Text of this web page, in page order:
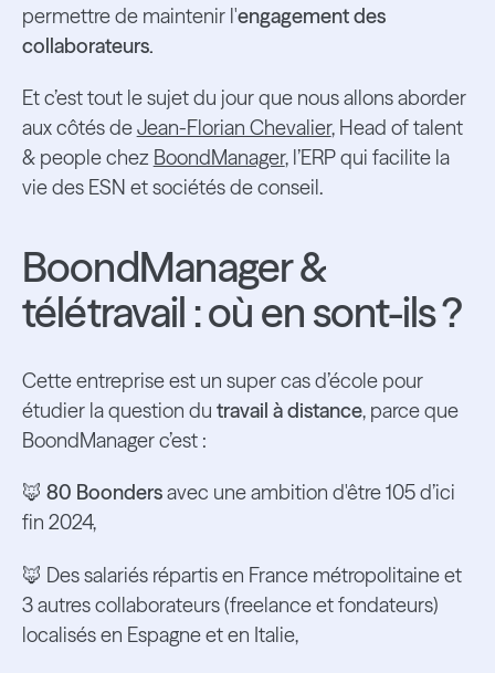
permettre de maintenir l'engagement des
collaborateurs.
Et c’est tout le sujet du jour que nous allons aborder
aux côtés deJean-Florian Chevalier, Head of talent
& people chez BoondManager, l’ERP qui facilite la
vie des ESN et sociétés de conseil.
BoondManager &
télétravail : où en sont-ils ?
Cette entreprise est un super cas d’école pour
étudier la question du travail à distance, parce que
BoondManager c’est :
🦊 80 Boondersavec une ambition d'être 105 d’ici
fin 2024,
🦊 Des salariés répartis en France métropolitaine et
3 autres collaborateurs (freelance et fondateurs)
localisés en Espagne et en Italie,